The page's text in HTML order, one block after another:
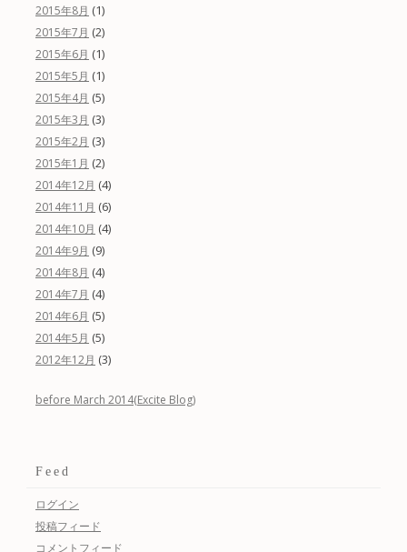
2015年8月 (1)
2015年7月 (2)
2015年6月 (1)
2015年5月 (1)
2015年4月 (5)
2015年3月 (3)
2015年2月 (3)
2015年1月 (2)
2014年12月 (4)
2014年11月 (6)
2014年10月 (4)
2014年9月 (9)
2014年8月 (4)
2014年7月 (4)
2014年6月 (5)
2014年5月 (5)
2012年12月 (3)
before March 2014(Excite Blog)
Feed
ログイン
投稿フィード
コメントフィード